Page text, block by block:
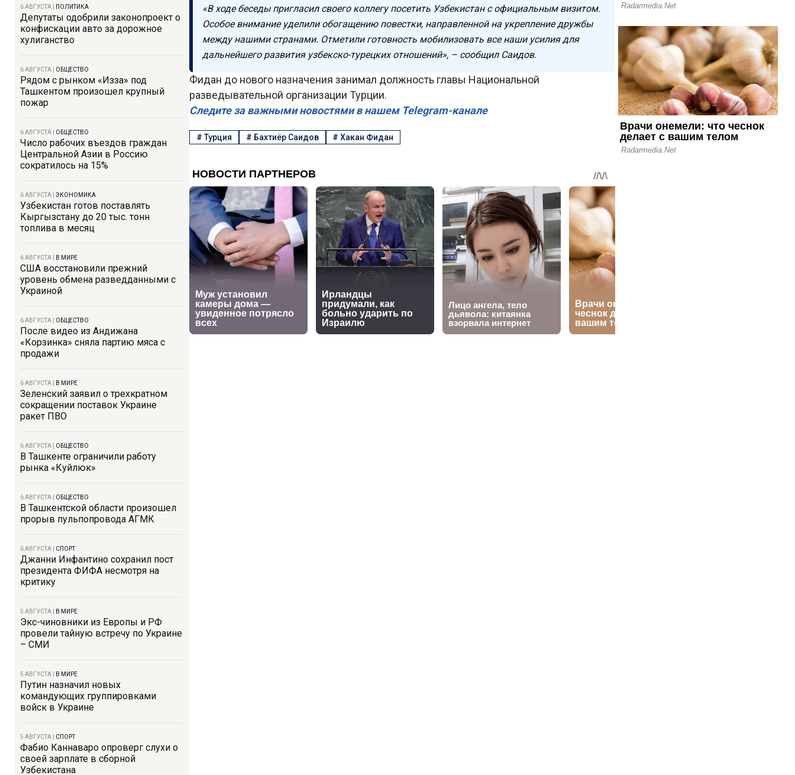
6 АВГУСТА ПОЛИТИКА
Депутаты одобрили законопроект о
конфискации авто за дорожное
хулиганство
6 АВГУСТА ОБЩЕСТВО
Рядом с рынком «Изза» под
Ташкентом произошел крупный
пожар
6 АВГУСТА ОБЩЕСТВО
Число рабочих въездов граждан
Центральной Азии в Россию
сократилось на 15%
6 АВГУСТА ЭКОНОМИКА
Узбекистан готов поставлять
Кыргызстану до 20 тыс. тонн
топлива в месяц
6 АВГУСТА В МИРЕ
США восстановили прежний
уровень обмена разведданными с
Украиной
6 АВГУСТА ОБЩЕСТВО
После видео из Андижана
«Корзинка» сняла партию мяса с
продажи
6 АВГУСТА В МИРЕ
Зеленский заявил о трехкратном
сокращении поставок Украине
ракет ПВО
6 АВГУСТА ОБЩЕСТВО
В Ташкенте ограничили работу
рынка «Куйлюк»
6 АВГУСТА ОБЩЕСТВО
В Ташкентской области произошел
прорыв пульпопровода АГМК
6 АВГУСТА СПОРТ
Джанни Инфантино сохранил пост
президента ФИФА несмотря на
критику
5 АВГУСТА В МИРЕ
Экс-чиновники из Европы и РФ
провели тайную встречу по Украине
– СМИ
5 АВГУСТА В МИРЕ
Путин назначил новых
командующих группировками
войск в Украине
5 АВГУСТА СПОРТ
Фабио Каннаваро опроверг слухи о
своей зарплате в сборной
Узбекистана
«В ходе беседы пригласил своего коллегу посетить Узбекистан с официальным визитом.
Особое внимание уделили обогащению повестки, направленной на укрепление дружбы
между нашими странами. Отметили готовность мобилизовать все наши усилия для
дальнейшего развития узбекско-турецких отношений», – сообщил Саидов.
Фидан до нового назначения занимал должность главы Национальной
разведывательной организации Турции.
Следите за важными новостями в нашем Telegram-канале
#Турция # Бахтиёр Саидов #Хакан Фидан